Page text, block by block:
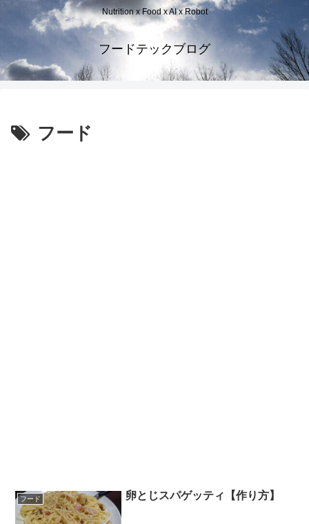
Nutrition x Food x AI x Robot
フードテックブログ
フード
フード 卵とじスパゲッティ【作り方】